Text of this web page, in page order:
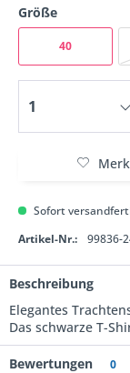
Größe
40
Sofort
Artikel-Nr.:
99836-
Beschreibung
Elegantes
Das schwarze T-
Bewertungen 0